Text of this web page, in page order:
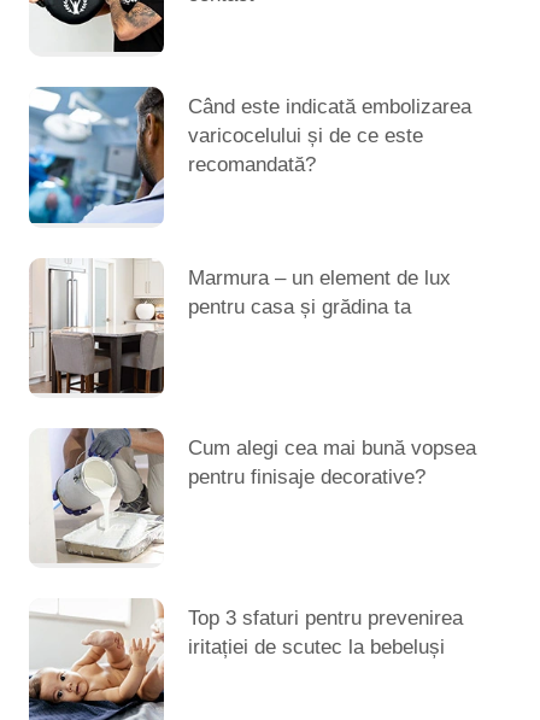
Când este indicată embolizarea
varicocelului și de ce este
recomandată?
Marmura – un element de lux
pentru casa și grădina ta
Cum alegi cea mai bună vopsea
pentru finisaje decorative?
Top 3 sfaturi pentru prevenirea
iritației de scutec la bebeluși